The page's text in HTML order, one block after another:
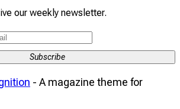
our weekly newsletter.
Subscribe
- A magazine theme for